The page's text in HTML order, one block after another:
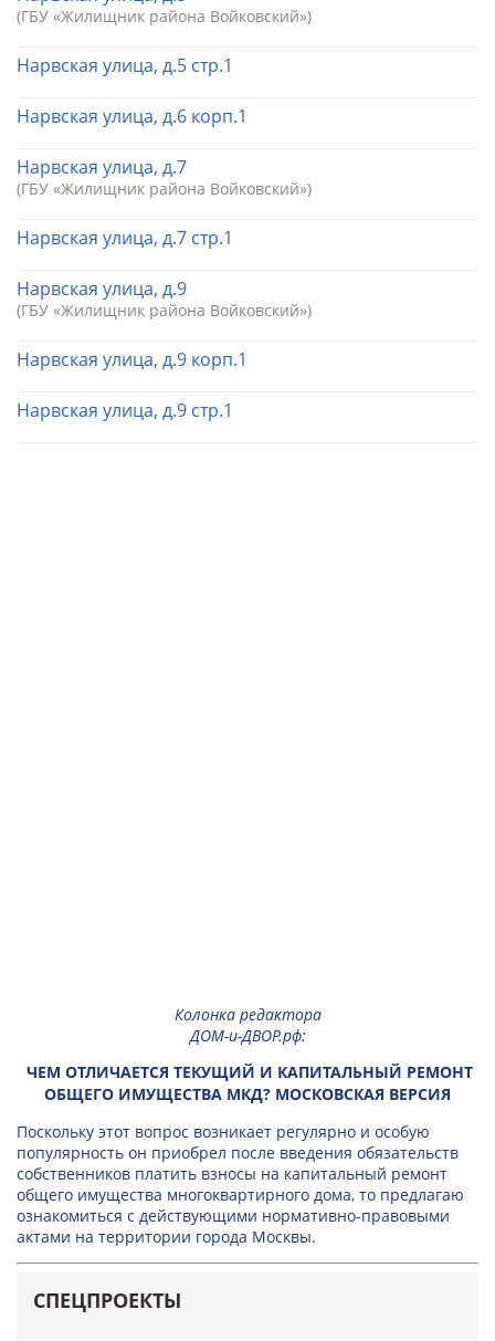
(ГБУ «Жилищник района Войковский»)
Нарвская улица, д.5 стр.1
Нарвская улица, д.6 корп.1
Нарвская улица, д.7
(ГБУ «Жилищник района Войковский»)
Нарвская улица, д.7 стр.1
Нарвская улица, д.9
(ГБУ «Жилищник района Войковский»)
Нарвская улица, д.9 корп.1
Нарвская улица, д.9 стр.1
Колонка редактора
ДОМ-и-ДВОР.рф:
ЧЕМ ОТЛИЧАЕТСЯ ТЕКУЩИЙ И КАПИТАЛЬНЫЙ РЕМОНТ
ОБЩЕГО ИМУЩЕСТВА МКД? МОСКОВСКАЯ ВЕРСИЯ
Поскольку этот вопрос возникает регулярно и особую
популярность он приобрел после введения обязательств
собственников платить взносы на капитальный ремонт
общего имущества многоквартирного дома, то предлагаю
ознакомиться с действующими нормативно-правовыми
актами на территории города Москвы.
СПЕЦПРОЕКТЫ